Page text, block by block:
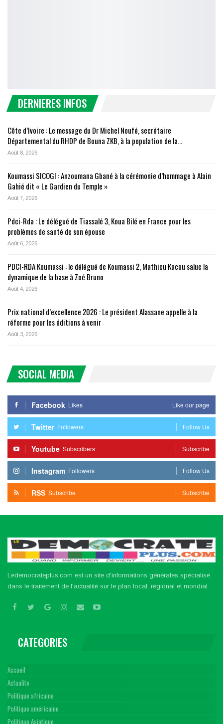
DERNIERES INFOS
Côte d’Ivoire : Le message du Dr Michel Noufé, secrétaire
Départemental du RHDP de Bouna ZKB, à la population de la…
Août 8, 2026
Koumassi SICOGI : Anzoumana Gbané à la cérémonie d’hommage à Alain
Gahié dit « Le Gardien du Temple »
Août 7, 2026
Pdci-Rda : Le délégué de Tiassalé 3, Koua Bilé en France pour les
problèmes de santé de son épouse
Août 6, 2026
PDCI-RDA Koumassi : le délégué de Koumassi 2, Mathieu Kacou salue la
dynamique de la base à Zoé Bruno
Août 4, 2026
Prix national d’excellence 2026 : Le président Alassane appelle à la
réforme pour les éditions à venir
Août 3, 2026
SOCIAL MEDIA
Facebook Likes Like our page
Twitter Followers Follow Us
Youtube Subscribers Subscribe
Instagram Followers Follow Us
RSS Subscribe Subscribe
Ledemocrateplus.com est un site d'informations générales spécialisé
dans le traitement de l'actualité sur le plan local, régional et mondial.
CATEGORIES
Accueil
Actualite
Politique africaine
Politique américaine
Politique Asiatique